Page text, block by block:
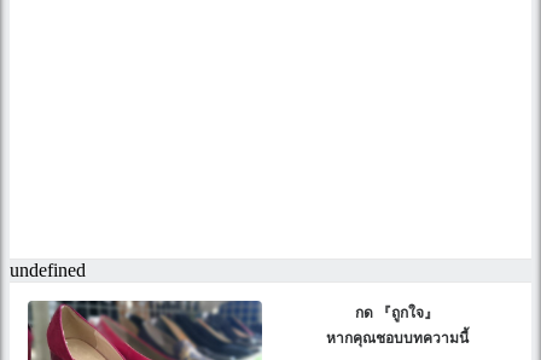
กด 『ถูกใจ』
หากคุณชอบบทความนี้